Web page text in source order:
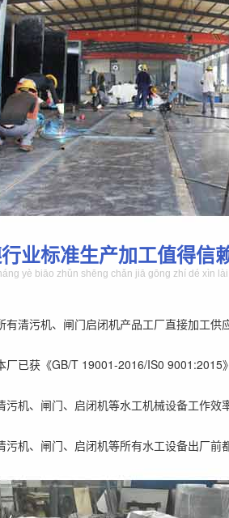
业标准生产加工值得信
yè biāo zhǔn shēng chǎn jiā gōng zhí dé xìn lài
有清污机、闸门启闭机产品工厂直接加工供
厂已获《GB/T 19001-2016/IS0 9001:2015
污机、闸门、启闭机等水工机械设备工作效
污机、闸门、启闭机等所有水工设备出厂前